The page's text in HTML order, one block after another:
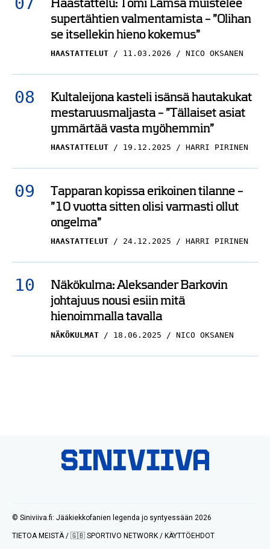
Haastattelu: Tomi Lämsä muistelee
supertähtien valmentamista – ”Olihan
se itsellekin hieno kokemus”
HAASTATTELUT 11.03.2026 NICO OKSANEN
Kultaleijona kasteli isänsä hautakukat
mestaruusmaljasta – ”Tällaiset asiat
ymmärtää vasta myöhemmin”
HAASTATTELUT 19.12.2025 HARRI PIRINEN
Tapparan kopissa erikoinen tilanne –
”10 vuotta sitten olisi varmasti ollut
ongelma”
HAASTATTELUT 24.12.2025 HARRI PIRINEN
Näkökulma: Aleksander Barkovin
johtajuus nousi esiin mitä
hienoimmalla tavalla
NÄKÖKULMAT 18.06.2025 NICO OKSANEN
© Siniviiva.fi: Jääkiekkofanien legenda jo syntyessään 2026
TIETOA MEISTÄ/ 🇬🇧 SPORTIVO NETWORK / KÄYTTÖEHDOT